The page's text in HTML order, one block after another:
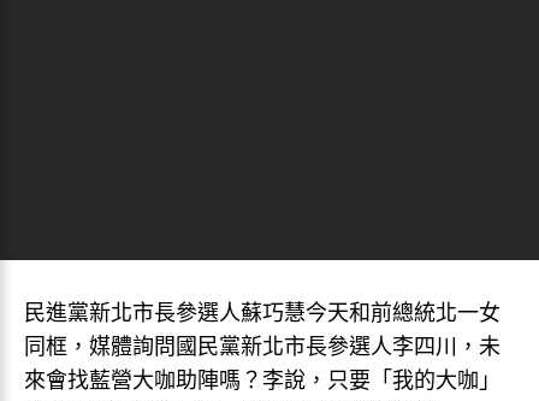
民進黨新北市長參選人蘇巧慧今天和前總統北一女
同框，媒體詢問國民黨新北市長參選人李四川，未
來會找藍營大咖助陣嗎？李說，只要「我的大咖」